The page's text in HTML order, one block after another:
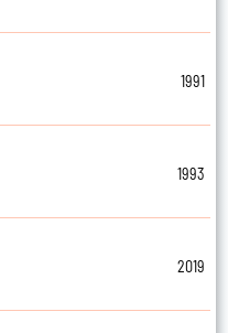
1991
1993
2019